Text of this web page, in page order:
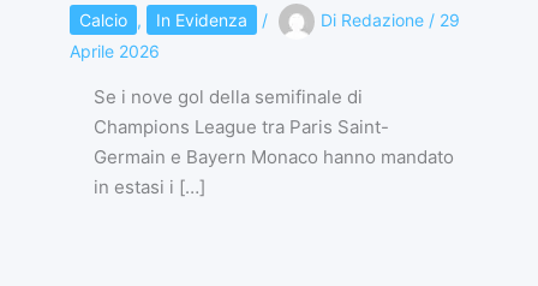
Calcio , In Evidenza / Di Redazione / 29
Aprile 2026
Se i nove gol della semifinale di
Champions League tra Paris Saint-
Germain e Bayern Monaco hanno mandato
in estasi i […]